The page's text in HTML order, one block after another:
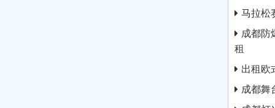
马拉松
成都防
租
出租欧
成都舞